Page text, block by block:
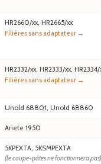
HR2660/xx, HR2665/xx
Filières sans adaptateur →
HR2332/xx, HR2333/xx,
Filières sans adaptateur →
Unold 68801, Unold 68860
Ariete 1950
5KPEXTA, 5KSMPEXTA
(le coupe-pâtes ne fonctionnera pas)